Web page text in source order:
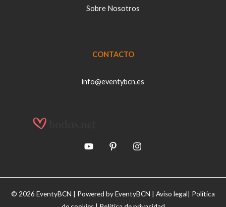
Sobre Nosotros
CONTACTO
info@eventybcn.es
© 2026 EventyBCN | Powered by EventyBCN | Aviso legal
Política